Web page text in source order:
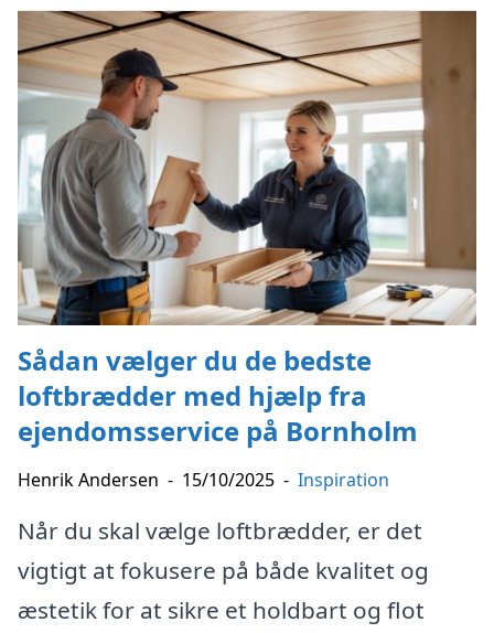
Sådan vælger du de bedste
loftbrædder med hjælp fra
ejendomsservice på Bornholm
Henrik Andersen - 15/10/2025 - Inspiration
Når du skal vælge loftbrædder, er det
vigtigt at fokusere på både kvalitet og
æstetik for at sikre et holdbart og flot